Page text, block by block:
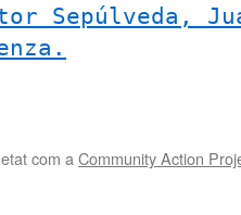
Sepúlveda,
com aCommunity Action